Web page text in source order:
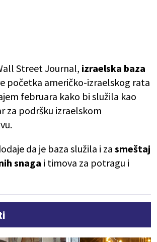
Street Journal, izraelska baza
početka američko-izraelskog rata
februara kako bi služila kao
za podršku izraelskom
da je baza služila i za smeštaj
snaga i timova za potragu i